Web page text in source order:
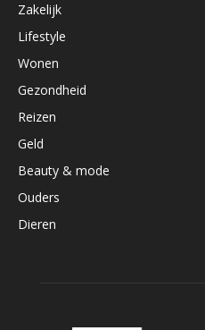
Zakelijk
Lifestyle
Wonen
Gezondheid
Reizen
Geld
Beauty & mode
Ouders
Dieren